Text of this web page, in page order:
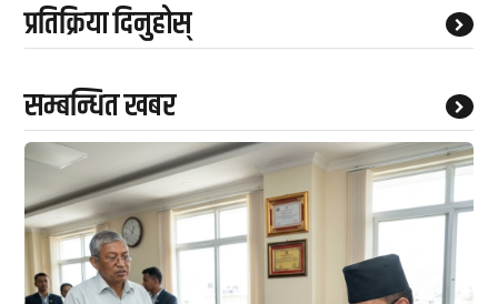
प्रतिक्रिया दिनुहोस्
सम्बन्धित खबर